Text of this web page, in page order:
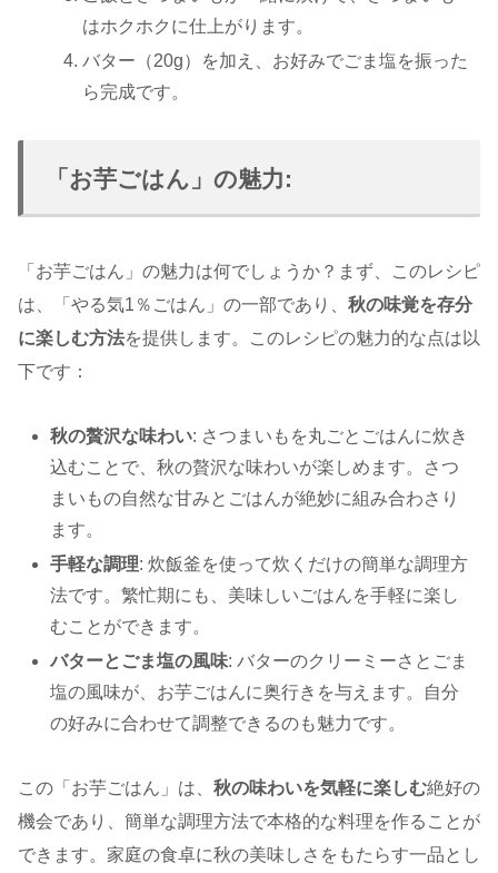
はホクホクに仕上がります。
バター（20g）を加え、お好みでごま塩を振った
ら完成です。
「お芋ごはん」の魅力:
「お芋ごはん」の魅力は何でしょうか？まず、このレシピ
は、「やる気1％ごはん」の一部であり、 秋の味覚を存分
に楽しむ方法を提供します。このレシピの魅力的な点は以
下です：
秋の贅沢な味わい: さつまいもを丸ごとごはんに炊き
込むことで、秋の贅沢な味わいが楽しめます。さつ
まいもの自然な甘みとごはんが絶妙に組み合わさり
ます。
手軽な調理: 炊飯釜を使って炊くだけの簡単な調理方
法です。繁忙期にも、美味しいごはんを手軽に楽し
むことができます。
バターとごま塩の風味: バターのクリーミーさとごま
塩の風味が、お芋ごはんに奥行きを与えます。自分
の好みに合わせて調整できるのも魅力です。
この「お芋ごはん」は、 秋の味わいを気軽に楽しむ絶好の
機会であり、簡単な調理方法で本格的な料理を作ることが
できます。家庭の食卓に秋の美味しさをもたらす一品とし